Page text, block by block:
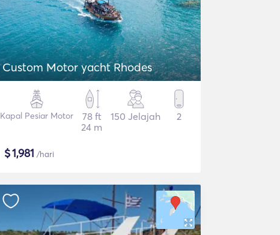
Custom Motor yacht Rhodes
Kapal Pesiar Motor
78 ft
24 m
150 Jelajah 2
$1,981 /hari